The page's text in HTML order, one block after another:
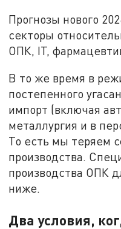
Прогнозы нового
секторы
ОПК, IT,
В то же время в
постепенного
импорт (включая
металлургия и в
То есть мы теряем
производства.
производства ОПК
ниже.
Два условия,